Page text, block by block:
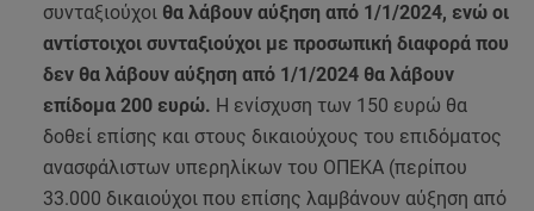
συνταξιούχοι θα λάβουν αύξηση από 1/1/2024, ενώ οι
αντίστοιχοι συνταξιούχοι με προσωπική διαφορά που
δεν θα λάβουν αύξηση από 1/1/2024 θα λάβουν
επίδομα 200 ευρώ. Η ενίσχυση των 150 ευρώ θα
δοθεί επίσης και στους δικαιούχους του επιδόματος
ανασφάλιστων υπερηλίκων του ΟΠΕΚΑ (περίπου
33.000 δικαιούχοι που επίσης λαμβάνουν αύξηση από